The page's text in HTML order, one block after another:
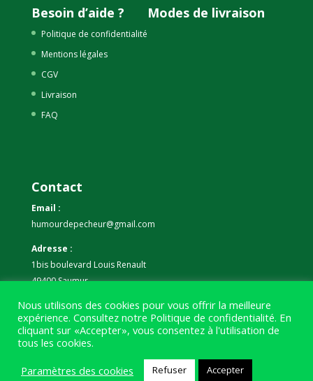
Besoin d’aide ?
Politique de confidentialité
Mentions légales
CGV
Livraison
FAQ
Modes de livraison
Contact
Email :
humourdepecheur@gmail.com
Adresse :
1bis boulevard Louis Renault
49400 Saumur
Téléphone :
07 59 61 06 63
Nous utilisons des cookies pour vous offrir la meilleure
expérience. Consultez notre Politique de confidentialité. En
cliquant sur «Accepter», vous consentez à l'utilisation de
tous les cookies.
Paramètres des cookies
Refuser Accepter